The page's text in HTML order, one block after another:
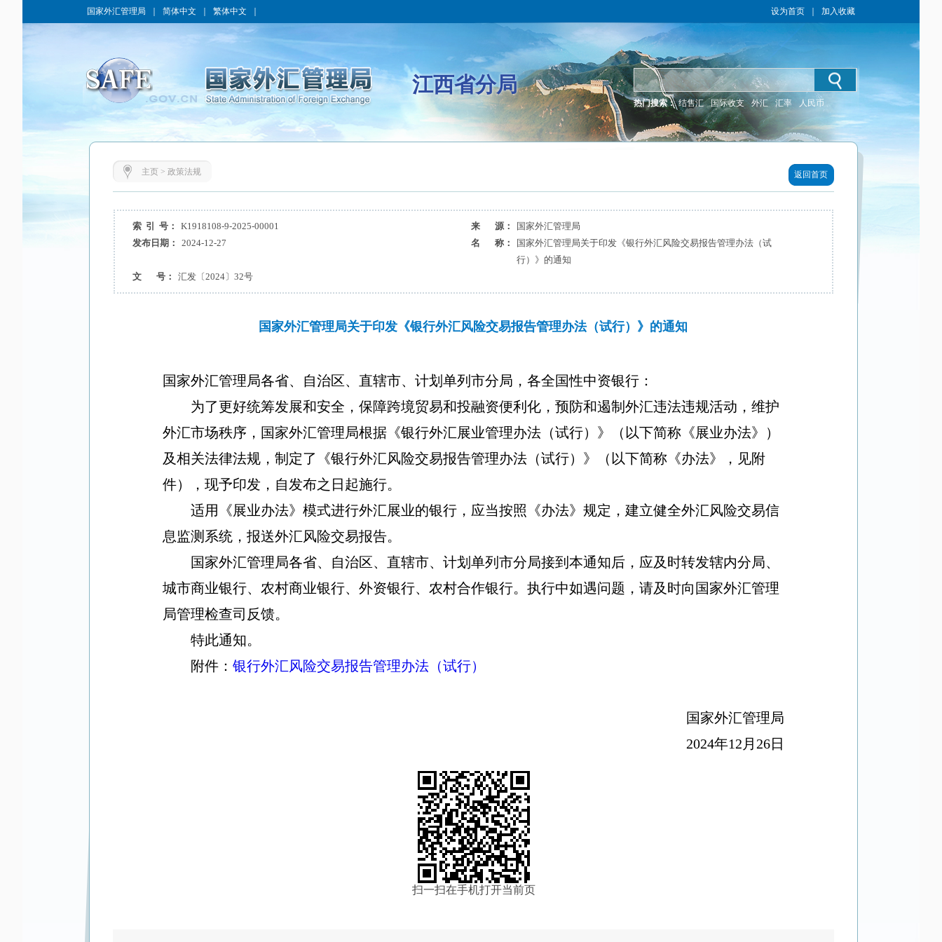
国家外汇管理局 简体中文 繁体中文 设为首页 加入收藏
江西省分局
热门搜索： 结售汇 国际收支 外汇 汇率 人民币
主页> 政策法规 返回首页
索 引 号： K1918108-9-2025-00001 来 源：
国家外汇管理局
发布日期：
2024-12-27 名 称：
国家外汇管理局关于印发《银行外汇风险交易报告管理办法（试
行）》的通知
文 号：
汇发〔2024〕32号
国家外汇管理局关于印发《银行外汇风险交易报告管理办法（试行）》的通知
国家外汇管理局各省、自治区、直辖市、计划单列市分局，各全国性中资银行：
为了更好统筹发展和安全，保障跨境贸易和投融资便利化，预防和遏制外汇违法违规活动，维护
外汇市场秩序，国家外汇管理局根据《银行外汇展业管理办法（试行）》（以下简称《展业办法》）
及相关法律法规，制定了《银行外汇风险交易报告管理办法（试行）》（以下简称《办法》，见附
件），现予印发，自发布之日起施行。
适用《展业办法》模式进行外汇展业的银行，应当按照《办法》规定，建立健全外汇风险交易信
息监测系统，报送外汇风险交易报告。
国家外汇管理局各省、自治区、直辖市、计划单列市分局接到本通知后，应及时转发辖内分局、
城市商业银行、农村商业银行、外资银行、农村合作银行。执行中如遇问题，请及时向国家外汇管理
局管理检查司反馈。
特此通知。
附件：银行外汇风险交易报告管理办法（试行）
国家外汇管理局
2024年12 月 26日
扫一扫在手机打开当前页